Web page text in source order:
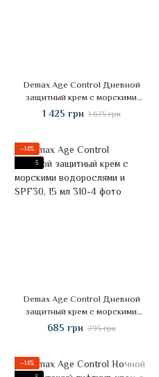
Demax Age Control Дневной
защитный крем с морскими
водорослями и SP30, 50 мл
1 425 грн 1 675 грн
−14%
3
Demax Age Control Дневной
защитный крем с морскими
водорослями и SPF30, 15 мл
685 грн 795 грн
−14%